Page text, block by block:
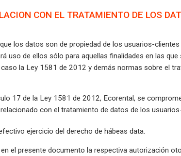
CON EL TRATAMIENTO DE LOS
los datos son de propiedad de los usuarios-
uso de ellos sólo para aquellas finalidades en las que
la Ley 1581 de 2012 y demás normas sobre el
17 de la Ley 1581 de 2012, Ecorental, se
con el tratamiento de datos de los
ejercicio del derecho de hábeas data.
el presente documento la respectiva autorización